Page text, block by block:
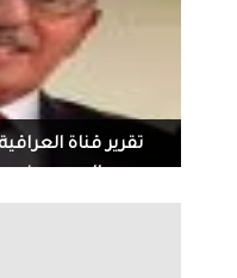
تقرير قناة